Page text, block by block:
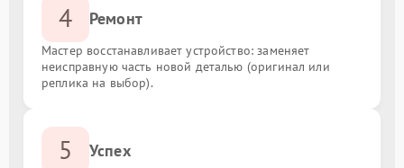
4 Ремонт
Мастер восстанавливает устройство: заменяет
неисправную часть новой деталью (оригинал или
реплика на выбор).
5 Успех